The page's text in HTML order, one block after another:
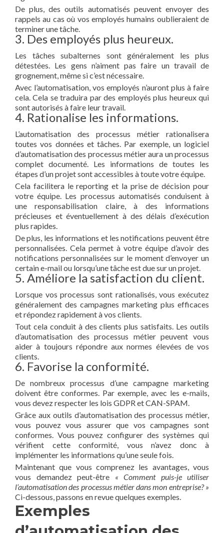
De plus, des outils automatisés peuvent envoyer des
rappels au cas où vos employés humains oublieraient de
terminer une tâche.
3. Des employés plus heureux.
Les tâches subalternes sont généralement les plus
détestées. Les gens n’aiment pas faire un travail de
grognement, même si c’est nécessaire.
Avec l’automatisation, vos employés n’auront plus à faire
cela. Cela se traduira par des employés plus heureux qui
sont autorisés à faire leur travail.
4. Rationalise les informations.
L’automatisation des processus métier rationalisera
toutes vos données et tâches. Par exemple, un logiciel
d’automatisation des processus métier aura un processus
complet documenté. Les informations de toutes les
étapes d’un projet sont accessibles à toute votre équipe.
Cela facilitera le reporting et la prise de décision pour
votre équipe. Les processus automatisés conduisent à
une responsabilisation claire, à des informations
précieuses et éventuellement à des délais d’exécution
plus rapides.
De plus, les informations et les notifications peuvent être
personnalisées. Cela permet à votre équipe d’avoir des
notifications personnalisées sur le moment d’envoyer un
certain e-mail ou lorsqu’une tâche est due sur un projet.
5. Améliore la satisfaction du client.
Lorsque vos processus sont rationalisés, vous exécutez
généralement des campagnes marketing plus efficaces
et répondez rapidement à vos clients.
Tout cela conduit à des clients plus satisfaits. Les outils
d’automatisation des processus métier peuvent vous
aider à toujours répondre aux normes élevées de vos
clients.
6. Favorise la conformité.
De nombreux processus d’une campagne marketing
doivent être conformes. Par exemple, avec les e-mails,
vous devez respecter les lois GDPR et CAN-SPAM.
Grâce aux outils d’automatisation des processus métier,
vous pouvez vous assurer que vos campagnes sont
conformes. Vous pouvez configurer des systèmes qui
vérifient cette conformité, vous n’avez donc à
implémenter les informations qu’une seule fois.
Maintenant que vous comprenez les avantages, vous
vous demandez peut-être « Comment puis-je utiliser
l’automatisation des processus métier dans mon entreprise? »
Ci-dessous, passons en revue quelques exemples.
Exemples